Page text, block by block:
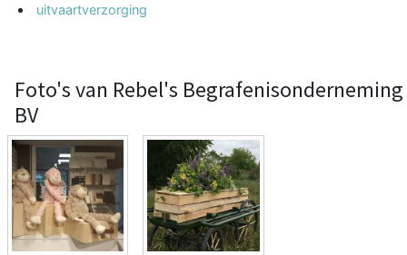
uitvaartverzorging
Foto's van Rebel's Begrafenisonderneming
BV